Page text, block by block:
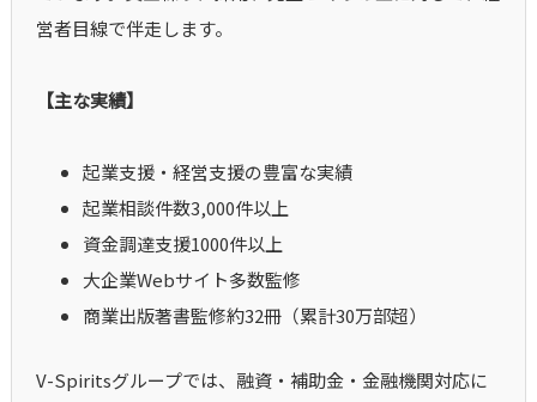
営者目線で伴走します。
【主な実績】
起業支援・経営支援の豊富な実績
起業相談件数3,000件以上
資金調達支援1000件以上
大企業Webサイト多数監修
商業出版著書監修約32冊（累計30万部超）
V-Spiritsグループでは、融資・補助金・金融機関対応に